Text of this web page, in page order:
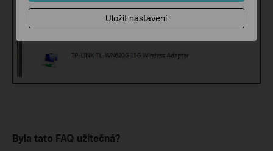
Byla tato FAQ užitečná?
Uložit nastavení